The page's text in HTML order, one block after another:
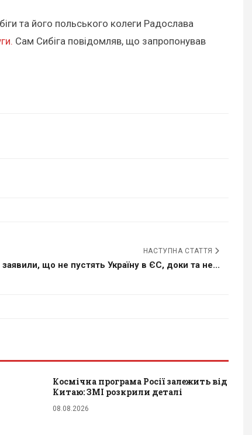
та його польського колеги Радослава
Сам Сибіга повідомляв, що запропонував
НАСТУПНА СТАТТЯ
що не пустять Україну в ЄС, доки та не...
Космічна програма Росії залежить від
Китаю: ЗМІ розкрили деталі
08.08.2026